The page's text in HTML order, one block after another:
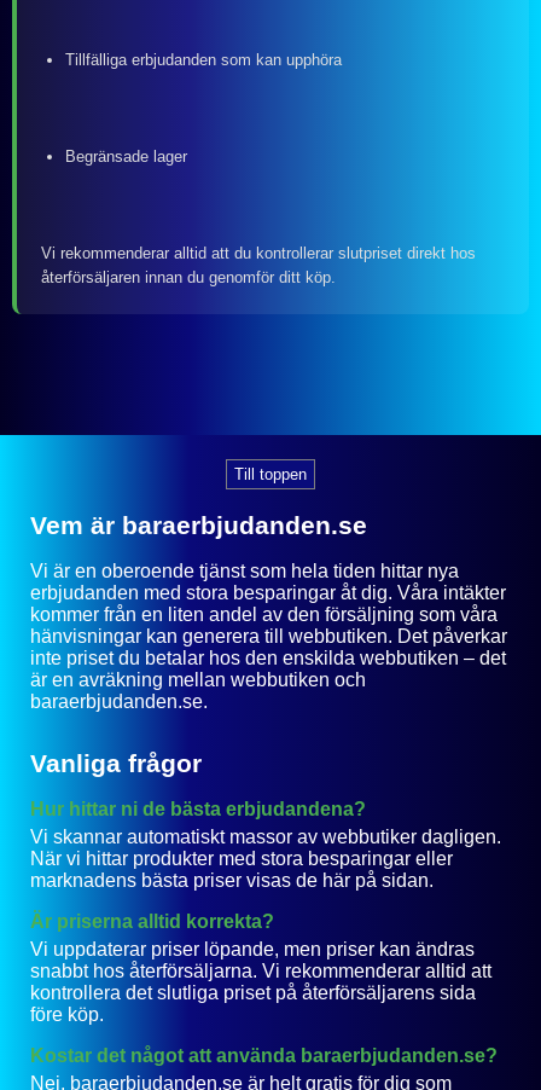
Tillfälliga erbjudanden som kan upphöra
Begränsade lager
Vi rekommenderar alltid att du kontrollerar slutpriset direkt hos
återförsäljaren innan du genomför ditt köp.
Till toppen
Vem är baraerbjudanden.se
Vi är en oberoende tjänst som hela tiden hittar nya
erbjudanden med stora besparingar åt dig. Våra intäkter
kommer från en liten andel av den försäljning som våra
hänvisningar kan generera till webbutiken. Det påverkar
inte priset du betalar hos den enskilda webbutiken – det
är en avräkning mellan webbutiken och
baraerbjudanden.se.
Vanliga frågor
Hur hittar ni de bästa erbjudandena?
Vi skannar automatiskt massor av webbutiker dagligen.
När vi hittar produkter med stora besparingar eller
marknadens bästa priser visas de här på sidan.
Är priserna alltid korrekta?
Vi uppdaterar priser löpande, men priser kan ändras
snabbt hos återförsäljarna. Vi rekommenderar alltid att
kontrollera det slutliga priset på återförsäljarens sida
före köp.
Kostar det något att använda baraerbjudanden.se?
Nej, baraerbjudanden.se är helt gratis för dig som